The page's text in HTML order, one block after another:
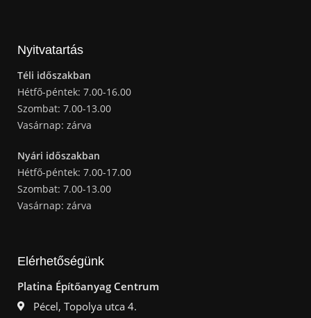
Nyitvatartás
Téli időszakban
Hétfő-péntek: 7.00-16.00
Szombat: 7.00-13.00
Vasárnap: zárva
Nyári időszakban
Hétfő-péntek: 7.00-17.00
Szombat: 7.00-13.00
Vasárnap: zárva
Elérhetőségünk
Platina Építőanyag Centrum
Pécel, Topolya utca 4.